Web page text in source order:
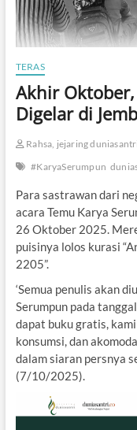
TERAS
Akhir
Digelar di
Rahsa, jejaring
#KaryaSerumpun
Para sastrawan dari
acara Temu Karya
26 Oktober 2025.
puisinya lolos kurasi
2205”.
‘Semua penulis akan
Serumpun pada
dapat buku gratis,
konsumsi, dan
dalam siaran persnya
(7/10/2025).